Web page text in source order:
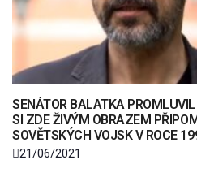
SENÁTOR BALATKA
SI ZDE ŽIVÝM OBRAZEM
SOVĚTSKÝCH VOJSK V ROCE
21/06/2021